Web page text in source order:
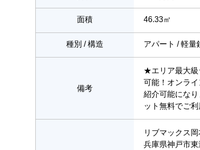
面積 46.33㎡
種別 / 構造 アパート / 軽量
備考
★エリア最大級
可能！オンラ
紹介可能にな
ット無料でご
リブマックス
兵庫県神戸市